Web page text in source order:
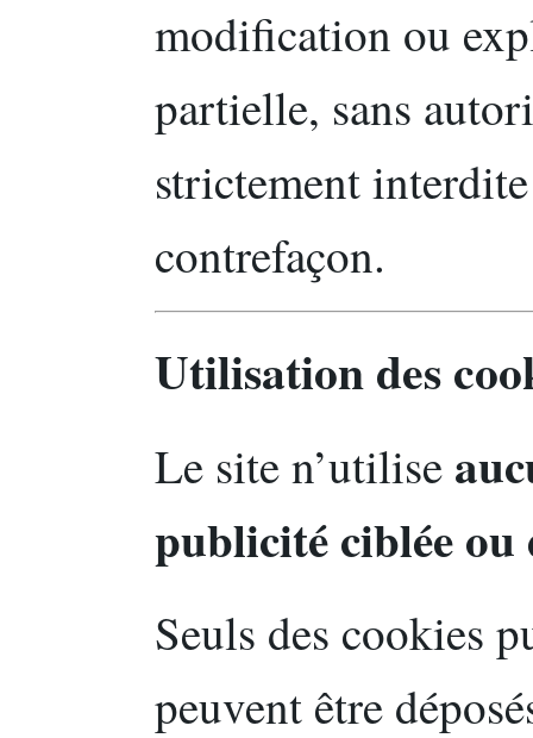
modification ou
partielle, sans
strictement
contrefaçon.
Utilisation des
Le site n’utilise
publicité ciblée ou
Seuls des cookies
peuvent être